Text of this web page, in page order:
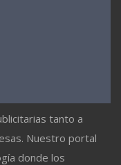
tanto a
Nuestro portal
donde los